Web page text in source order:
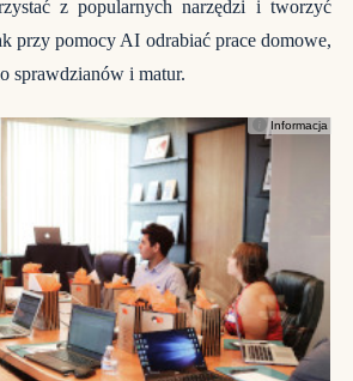
z popularnych narzędzi i tworzyć
przy pomocy AI odrabiać prace domowe,
sprawdzianów i matur.